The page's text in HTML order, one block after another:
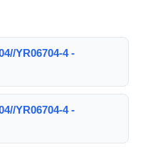
YR06704-4 -
YR06704-4 -